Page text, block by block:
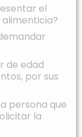
el
de edad
por sus
persona que
la